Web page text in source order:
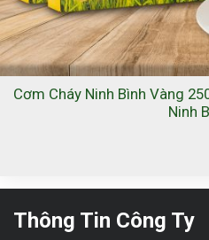
Cơm Cháy Ninh Bình Vàng
Ninh
Thông Tin Công Ty